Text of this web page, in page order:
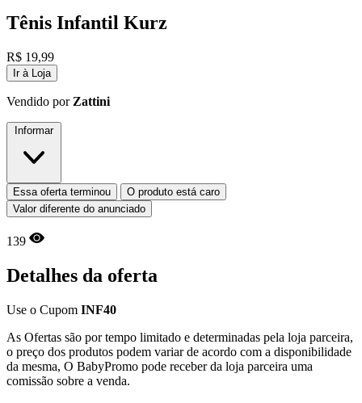
Tênis Infantil Kurz
R$ 19,99
Ir à Loja
Vendido por Zattini
Informar
Essa oferta terminou
O produto está caro
Valor diferente do anunciado
139
Detalhes da oferta
Use o Cupom INF40
As Ofertas são por tempo limitado e determinadas pela loja parceira,
o preço dos produtos podem variar de acordo com a disponibilidade
da mesma, O BabyPromo pode receber da loja parceira uma
comissão sobre a venda.